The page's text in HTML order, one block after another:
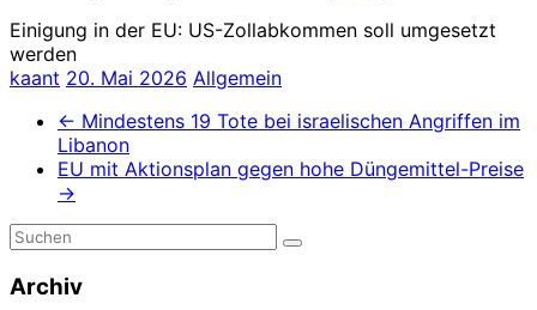
Einigung in der EU: US-Zollabkommen soll umgesetzt
werden
kaant 20. Mai 2026 Allgemein
← Mindestens 19 Tote bei israelischen Angriffen im
Libanon
EU mit Aktionsplan gegen hohe Düngemittel-Preise
→
Archiv